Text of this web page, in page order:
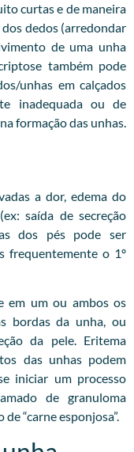
curtas e de maneira
dedos (arredondar
de uma unha
também pode
unhas em calçados
inadequada ou de
formação das unhas.
a dor, edema do
saída de secreção
dos pés pode ser
frequentemente o 1º
em um ou ambos os
bordas da unha, ou
da pele. Eritema
das unhas podem
iniciar um processo
de granuloma
“carne esponjosa”.